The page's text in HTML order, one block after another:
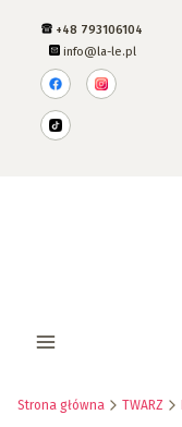
+48 793106104
info@la-le.pl
Strona główna TWARZ